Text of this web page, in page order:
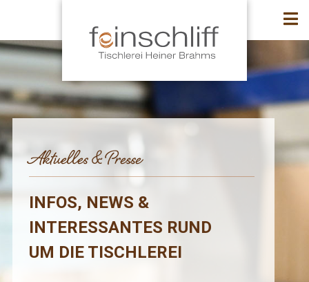
INFOS, NEWS &
INTERESSANTES RUND
UM DIE TISCHLEREI
Aktuelles & Presse